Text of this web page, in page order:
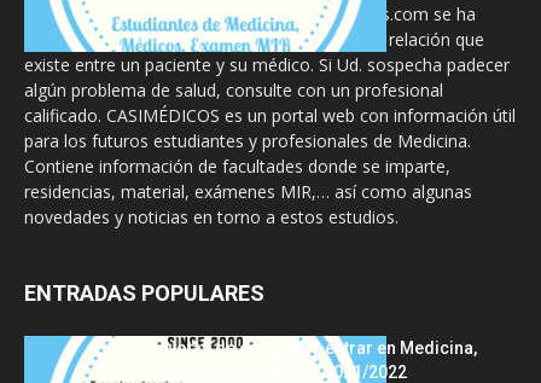
La información proporcionada en CasiMedicos.com se ha
diseñado para complementar, no substituir, la relación que
existe entre un paciente y su médico. Si Ud. sospecha padecer
algún problema de salud, consulte con un profesional
calificado. CASIMÉDICOS es un portal web con información útil
para los futuros estudiantes y profesionales de Medicina.
Contiene información de facultades donde se imparte,
residencias, material, exámenes MIR,… así como algunas
novedades y noticias en torno a estos estudios.
ENTRADAS POPULARES
Notas de corte para entrar en Medicina,
curso 2022/2023 vs 2021/2022